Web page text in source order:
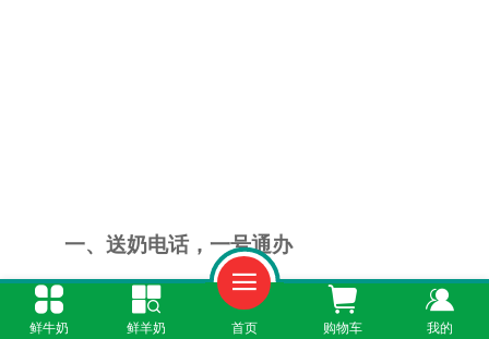
一、送奶电话，一号通办
如果您还在满大街找奶店，不如直接拨打
鲜牛奶 鲜羊奶 首页 购物车 我的